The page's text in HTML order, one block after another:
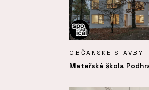
OBČANSKÉ STAVBY
Mateřská škola